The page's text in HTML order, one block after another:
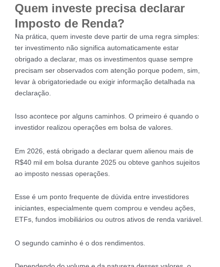
Quem investe precisa declarar
Imposto de Renda?
Na prática, quem investe deve partir de uma regra simples:
ter investimento não significa automaticamente estar
obrigado a declarar, mas os investimentos quase sempre
precisam ser observados com atenção porque podem, sim,
levar à obrigatoriedade ou exigir informação detalhada na
declaração.
Isso acontece por alguns caminhos. O primeiro é quando o
investidor realizou operações em bolsa de valores.
Em 2026, está obrigado a declarar quem alienou mais de
R$40 mil em bolsa durante 2025 ou obteve ganhos sujeitos
ao imposto nessas operações.
Esse é um ponto frequente de dúvida entre investidores
iniciantes, especialmente quem comprou e vendeu ações,
ETFs, fundos imobiliários ou outros ativos de renda variável.
O segundo caminho é o dos rendimentos.